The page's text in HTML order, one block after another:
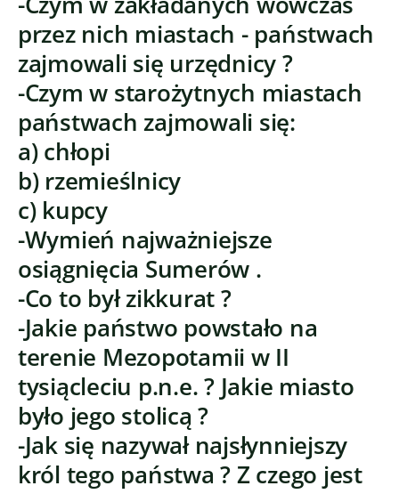
przez nich miastach - państwach
zajmowali się urzędnicy ?
-Czym w starożytnych miastach
państwach zajmowali się:
a) chłopi
b) rzemieślnicy
c) kupcy
-Wymień najważniejsze
osiągnięcia Sumerów .
-Co to był zikkurat ?
-Jakie państwo powstało na
terenie Mezopotamii w II
tysiącleciu p.n.e. ? Jakie miasto
było jego stolicą ?
-Jak się nazywał najsłynniejszy
król tego państwa ? Z czego jest